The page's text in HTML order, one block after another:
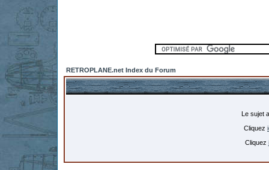
RETROPLANE.net Index du Forum
Le sujet
Cliquez
Cliquez